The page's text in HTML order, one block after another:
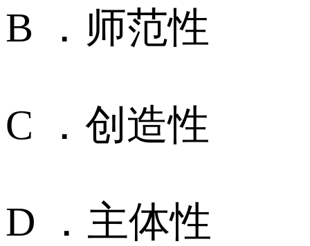
B ．师范性
C ．创造性
D ．主体性